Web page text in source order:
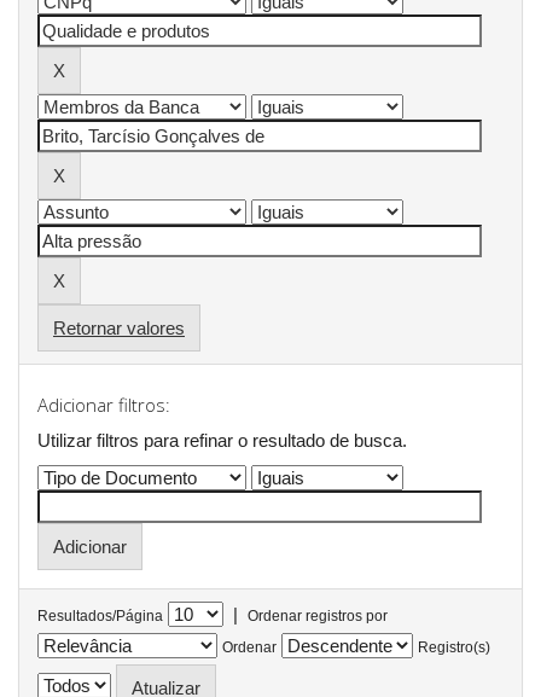
Retornar valores
Adicionar filtros:
Utilizar filtros para refinar o resultado de busca.
Resultados/Página |
Ordenar registros por
Ordenar
Registro(s)